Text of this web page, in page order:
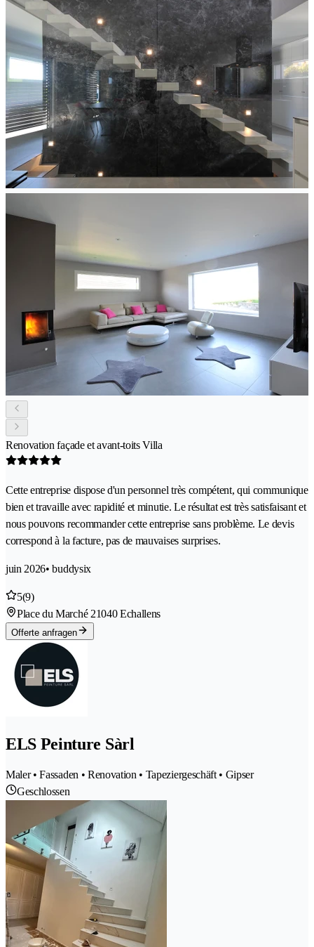
Renovation façade et avant-toits Villa
Cette entreprise dispose d'un personnel très compétent, qui communique
bien et travaille avec rapidité et minutie. Le résultat est très satisfaisant et
nous pouvons recommander cette entreprise sans problème. Le devis
correspond à la facture, pas de mauvaises surprises.
juin 2026• buddysix
5(9)
Place du Marché 21040 Echallens
Offerte anfragen
ELS Peinture Sàrl
Maler • Fassaden • Renovation • Tapeziergeschäft • Gipser
Geschlossen